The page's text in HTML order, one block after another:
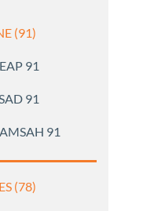
(91)
91
91
91
(78)